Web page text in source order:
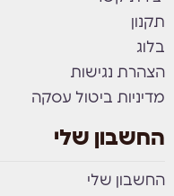
תקנון
בלוג
הצהרת נגישות
מדיניות ביטול עסקה
החשבון שלי
החשבון שלי